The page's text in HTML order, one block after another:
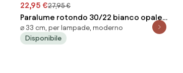
22,95 €27,95 €
Paralume rotondo 30/22 bianco opale -
Globe
⌀ 33 cm, per lampade, moderno
Disponibile